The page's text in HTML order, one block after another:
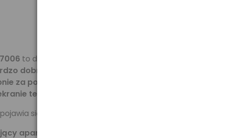
to doskonała propozycja dla osób, dla których
dobrej jakości aparat z szybkim autofokusem,
za pomocą wbudowanego portu micro HDMI
telewizora.
się w smartfonach z Androidem 4.0.
aparat